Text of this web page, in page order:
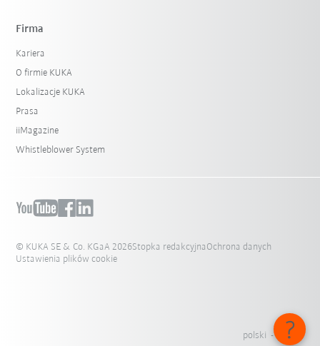
Firma
Kariera
O firmie KUKA
Lokalizacje KUKA
Prasa
iiMagazine
Whistleblower System
© KUKA SE & Co. KGaA 2026Stopka redakcyjna Ochrona danych
Ustawienia plików cookie
polski - Polska